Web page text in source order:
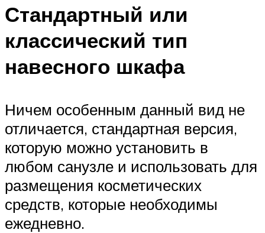
Стандартный или
классический тип
навесного шкафа
Ничем особенным данный вид не
отличается, стандартная версия,
которую можно установить в
любом санузле и использовать для
размещения косметических
средств, которые необходимы
ежедневно.